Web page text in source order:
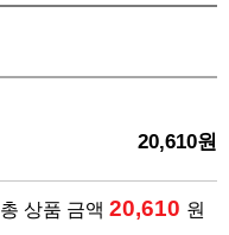
20,610원
총 상품 금액 20,610 원